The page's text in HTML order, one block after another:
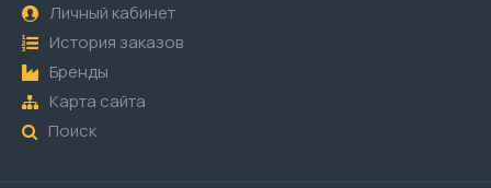
Личный кабинет
История заказов
Бренды
Карта сайта
Поиск